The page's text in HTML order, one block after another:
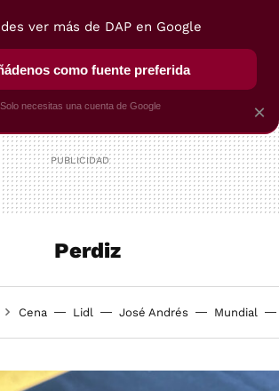
SELECCIÓN VEGUI
Perdiz
Cena Lidl José Andrés Mundial
×
ver más de DAP en Google
como fuente preferida
Solo necesitas una cuenta de Google